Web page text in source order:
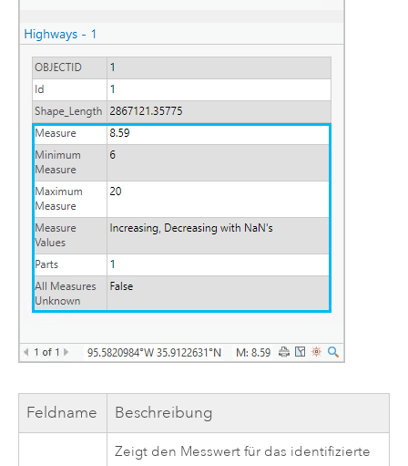
Feldname Beschreibung
Zeigt den Messwert für das identifizierte